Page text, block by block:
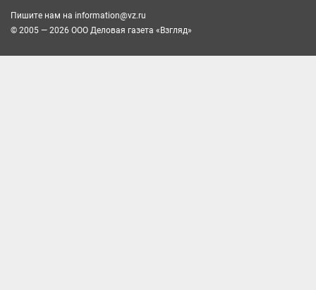
Пишите нам на information@vz.ru
© 2005 — 2026 ООО Деловая газета «Взгляд»